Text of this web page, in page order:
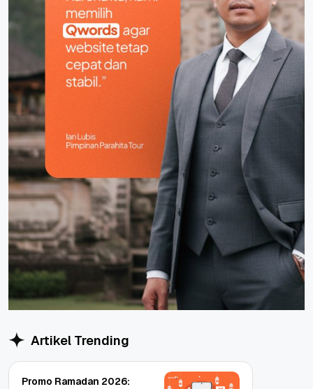
Artikel Trending
Promo Ramadan 2026: